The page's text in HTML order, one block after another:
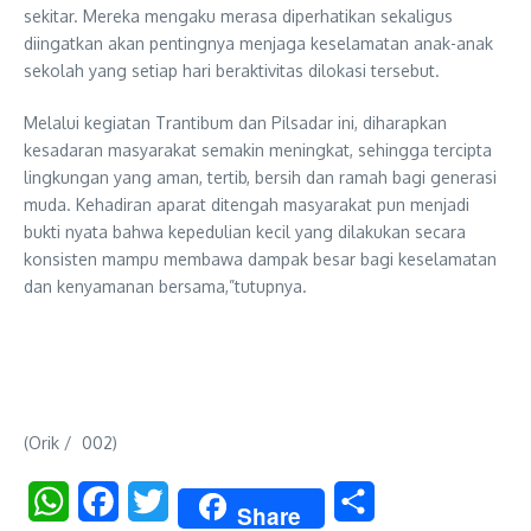
sekitar. Mereka mengaku merasa diperhatikan sekaligus
diingatkan akan pentingnya menjaga keselamatan anak-anak
sekolah yang setiap hari beraktivitas dilokasi tersebut.
Melalui kegiatan Trantibum dan Pilsadar ini, diharapkan
kesadaran masyarakat semakin meningkat, sehingga tercipta
lingkungan yang aman, tertib, bersih dan ramah bagi generasi
muda. Kehadiran aparat ditengah masyarakat pun menjadi
bukti nyata bahwa kepedulian kecil yang dilakukan secara
konsisten mampu membawa dampak besar bagi keselamatan
dan kenyamanan bersama,”tutupnya.
(Orik / 002)
WhatsAppFacebookTwitter Share